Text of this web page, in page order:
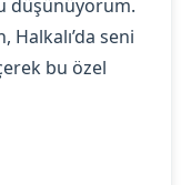
düşünüyorum.
seni
bu özel